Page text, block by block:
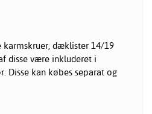
karmskruer, dæklister 14/19
disse være inkluderet i
Disse kan købes separat og